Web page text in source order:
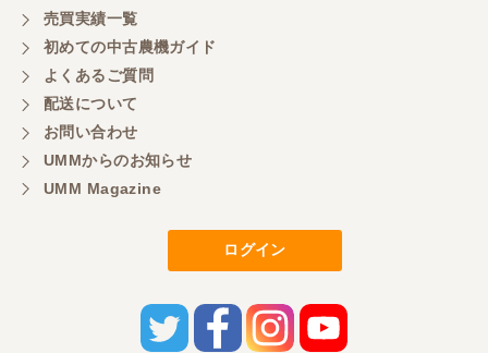
売買実績一覧
初めての中古農機ガイド
よくあるご質問
配送について
お問い合わせ
UMMからのお知らせ
UMM Magazine
ログイン